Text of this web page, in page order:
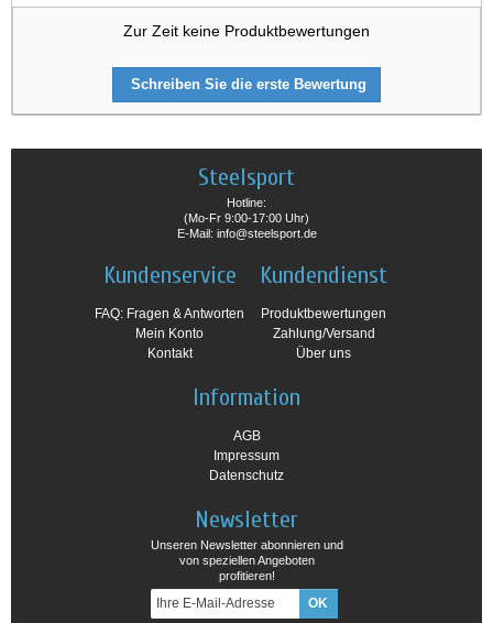
Zur Zeit keine Produktbewertungen
Schreiben Sie die erste Bewertung
Steelsport
Hotline:
(Mo-Fr 9:00-17:00 Uhr)
E-Mail: info@steelsport.de
Kundenservice
FAQ: Fragen & Antworten
Mein Konto
Kontakt
Kundendienst
Produktbewertungen
Zahlung/Versand
Über uns
Information
AGB
Impressum
Datenschutz
Newsletter
Unseren Newsletter abonnieren und
von speziellen Angeboten
profitieren!